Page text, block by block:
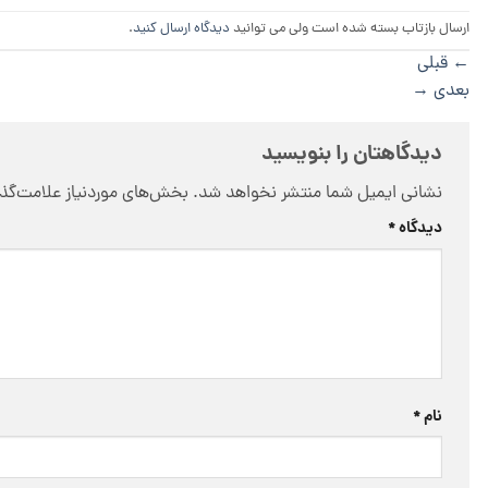
ارسال بازتاب بسته شده است ولی می توانید دیدگاه ارسال کنید.
← قبلی
بعدی →
دیدگاهتان را بنویسید
نشانی ایمیل شما منتشر نخواهد شد. بخش‌های موردنیاز
دیدگاه*
نام*